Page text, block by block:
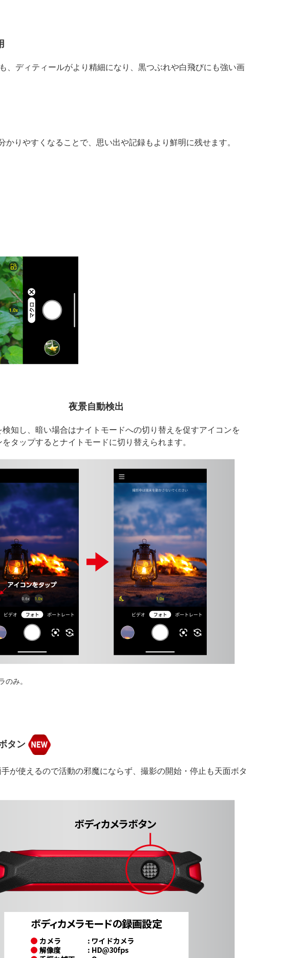
ディティールがより精細になり、黒つぶれや白飛びにも強い画
りやすくなることで、思い出や記録もより鮮明に残せます。
夜景自動検出
検知し、暗い場合はナイトモードへの切り替えを促すアイコンを
タップするとナイトモードに切り替えられます。
のみ。
タン
が使えるので活動の邪魔にならず、撮影の開始・停止も天面ボタ